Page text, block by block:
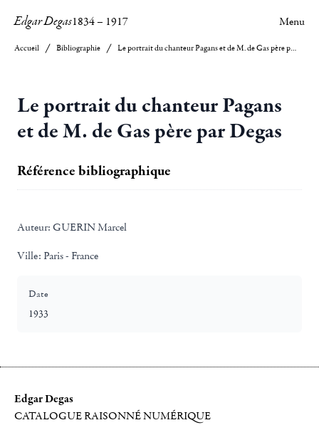
Edgar Degas1834– 1917 Menu
Accueil Bibliographie Le portrait du chanteur Pagans et de M. de Gas père par Degas
Le portrait du chanteur Pagans
et de M. de Gas père par Degas
Référence bibliographique
Auteur: GUERIN Marcel
Ville: Paris - France
Date
1933
Edgar Degas
CATALOGUE RAISONNÉ NUMÉRIQUE